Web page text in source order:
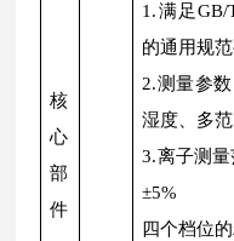
核
心
部
件
1.满足GB/
的通用规
2.测量参
湿度、多
3.离子测
±5%
四个档位